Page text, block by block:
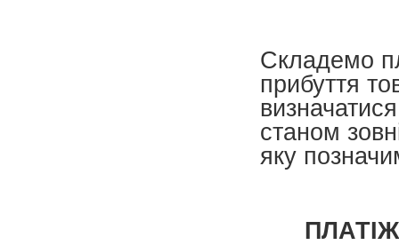
Складемо
прибуття
станом
яку